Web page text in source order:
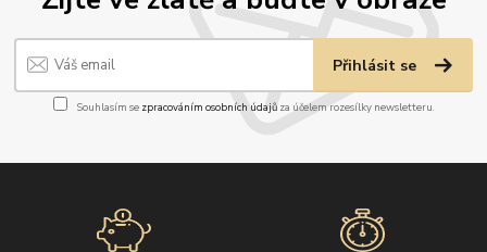
Přihlásit se
Souhlasím se zpracováním osobních údajůza účelem rozesílky newsletteru.